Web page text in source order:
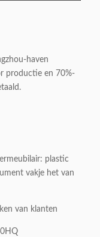
haven
productie en 70%-
plastic
vakje het van
van klanten